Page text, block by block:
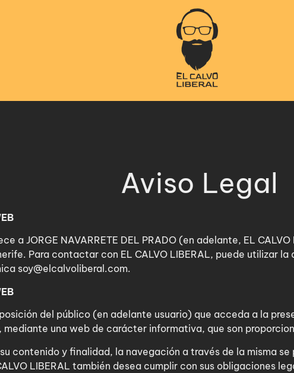
Aviso Legal
a JORGE NAVARRETE DEL PRADO (en adelante, EL
Para contactar con EL CALVO LIBERAL, puede utilizar
soy@elcalvoliberal.com.
del público (en adelante usuario) que acceda a la
mediante una web de carácter informativa, que son
contenido y finalidad, la navegación a través de la misma
LIBERAL también desea cumplir con sus obligaciones